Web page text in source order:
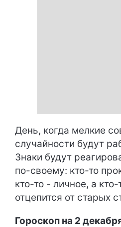
День, когда мелкие
случайности будут
Знаки будут
по-своему: кто-то
кто-то - личное, а кто-
отцепится от старых
Гороскоп на 2